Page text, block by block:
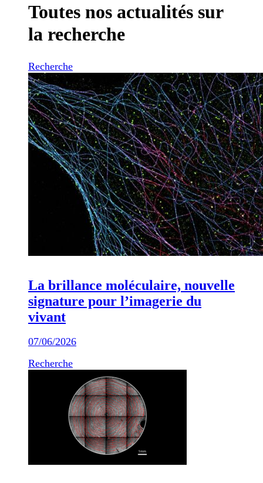
Toutes nos actualités sur
la recherche
Recherche
La brillance moléculaire, nouvelle
signature pour l’imagerie du
vivant
07/06/2026
Recherche